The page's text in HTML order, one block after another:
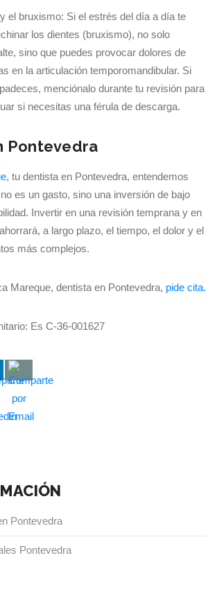
el bruxismo: Si el estrés del día a día te
los dientes (bruxismo), no solo
sino que puedes provocar dolores de
en la articulación temporomandibular. Si
menciónalo durante tu revisión para
si necesitas una férula de descarga.
Pontevedra
, tu dentista en Pontevedra, entendemos
es un gasto, sino una inversión de bajo
Invertir en una revisión temprana y en
a largo plazo, el tiempo, el dolor y el
más complejos.
Mareque, dentista en Pontevedra, pide cita.
Es C-36-001627
Pontevedra
Pontevedra